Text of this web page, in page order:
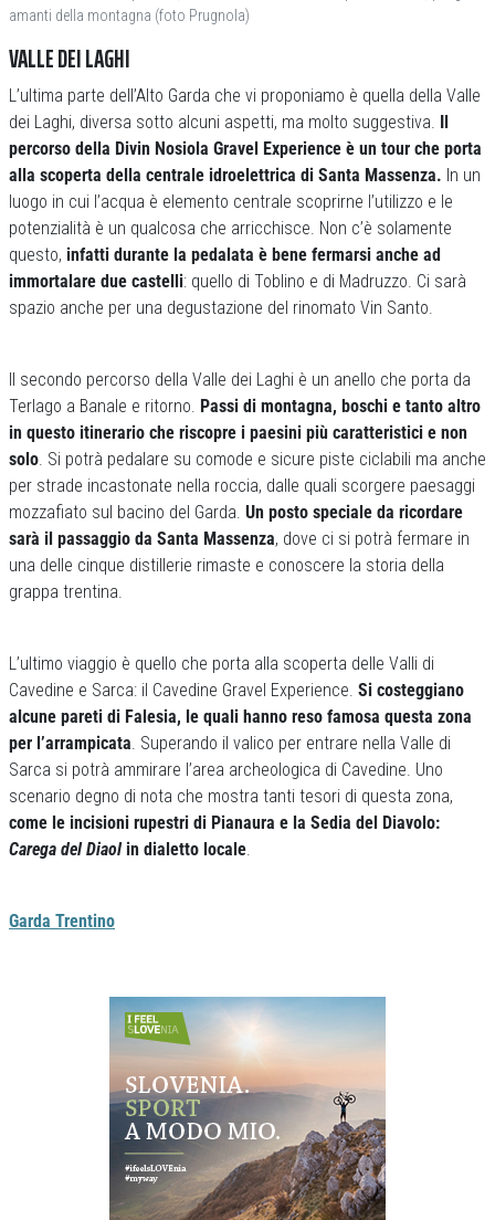
amanti della montagna (foto Prugnola)
VALLE DEI LAGHI
L’ultima parte dell’Alto Garda che vi proponiamo è quella della Valle
dei Laghi, diversa sotto alcuni aspetti, ma molto suggestiva. Il
percorso della Divin Nosiola Gravel Experience è un tour che porta
alla scoperta della centrale idroelettrica di Santa Massenza. In un
luogo in cui l’acqua è elemento centrale scoprirne l’utilizzo e le
potenzialità è un qualcosa che arricchisce. Non c’è solamente
questo, infatti durante la pedalata è bene fermarsi anche ad
immortalare due castelli: quello di Toblino e di Madruzzo. Ci sarà
spazio anche per una degustazione del rinomato Vin Santo.
Il secondo percorso della Valle dei Laghi è un anello che porta da
Terlago a Banale e ritorno. Passi di montagna, boschi e tanto altro
in questo itinerario che riscopre i paesini più caratteristici e non
solo. Si potrà pedalare su comode e sicure piste ciclabili ma anche
per strade incastonate nella roccia, dalle quali scorgere paesaggi
mozzafiato sul bacino del Garda. Un posto speciale da ricordare
sarà il passaggio da Santa Massenza, dove ci si potrà fermare in
una delle cinque distillerie rimaste e conoscere la storia della
grappa trentina.
L’ultimo viaggio è quello che porta alla scoperta delle Valli di
Cavedine e Sarca: il Cavedine Gravel Experience. Si costeggiano
alcune pareti di Falesia, le quali hanno reso famosa questa zona
per l’arrampicata. Superando il valico per entrare nella Valle di
Sarca si potrà ammirare l’area archeologica di Cavedine. Uno
scenario degno di nota che mostra tanti tesori di questa zona,
come le incisioni rupestri di Pianaura e la Sedia del Diavolo:
Carega del Diaolin dialetto locale.
Garda Trentino
Previous